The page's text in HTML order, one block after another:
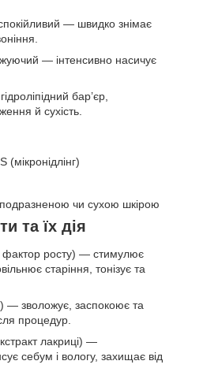
— швидко знімає
— інтенсивно насичує
бар’єр,
й сухість.
(мікронідлінг)
чи сухою шкірою
та їх дія
фактор росту) — стимулює
старіння, тонізує та
— зволожує, заспокоює та
процедур.
лакриці) —
себум і вологу, захищає від